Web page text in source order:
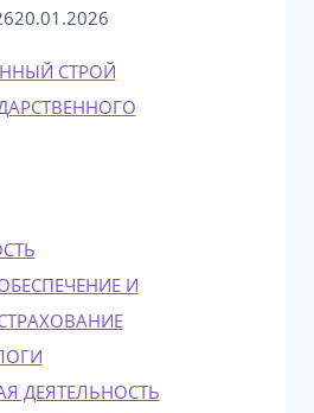
20.01.2026
СТРОЙ
И
ДЕЯТЕЛЬНОСТЬ